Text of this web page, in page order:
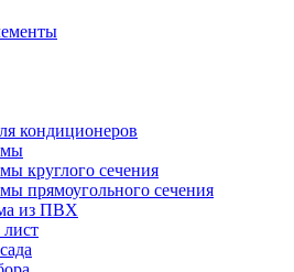
кондиционеров
круглого сечения
прямоугольного сечения
из ПВХ